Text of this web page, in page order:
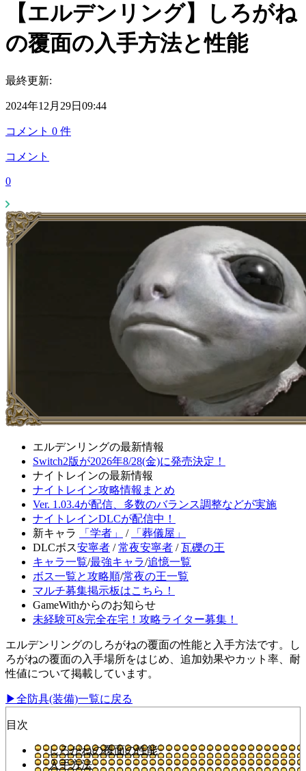
【エルデンリング】しろがね
の覆面の入手方法と性能
最終更新:
2024年12月29日09:44
コメント 0 件
コメント
0
エルデンリングの最新情報
Switch2版が2026年8/28(金)に発売決定！
ナイトレインの最新情報
ナイトレイン攻略情報まとめ
Ver. 1.03.4が配信、多数のバランス調整などが実施
ナイトレインDLCが配信中！
新キャラ
「学者」 /
「葬儀屋」
DLCボス安寧者 /常夜安寧者 /瓦礫の王
キャラ一覧/最強キャラ/追憶一覧
ボス一覧と攻略順/常夜の王一覧
マルチ募集掲示板はこちら！
GameWithからのお知らせ
未経験可&完全在宅！攻略ライター募集！
エルデンリングのしろがねの覆面の性能と入手方法です。し
ろがねの覆面の入手場所をはじめ、追加効果やカット率、耐
性値について掲載しています。
▶全防具(装備)一覧に戻る
目次
しろがねの覆面の性能
入手方法